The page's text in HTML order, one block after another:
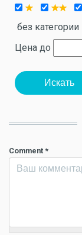
без категории
Цена до
Искать
Comment *